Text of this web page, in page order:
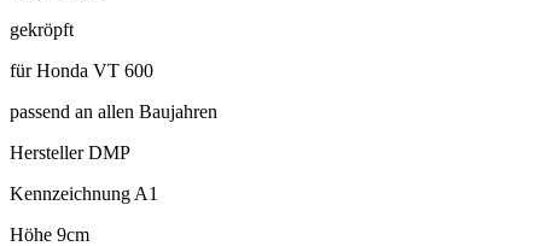
gekröpft
für Honda VT 600
passend an allen Baujahren
Hersteller DMP
Kennzeichnung A1
Höhe 9cm